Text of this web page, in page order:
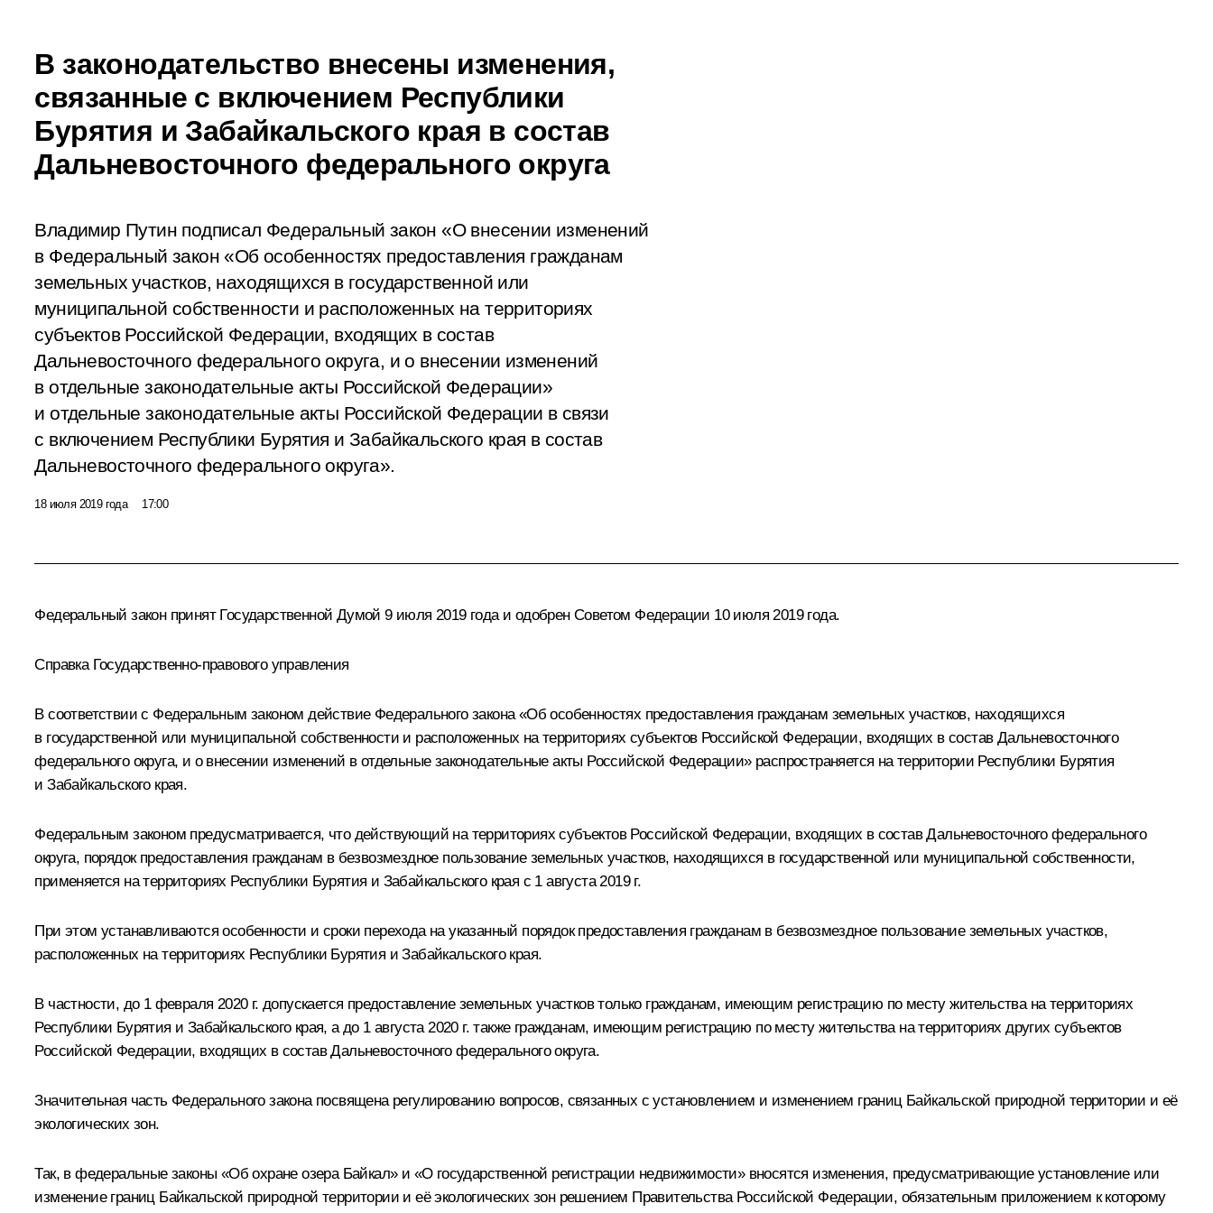
В законодательство внесены изменения,
связанные с включением Республики
Бурятия и Забайкальского края в состав
Дальневосточного федерального округа
Владимир Путин подписал Федеральный закон «О внесении изменений
в Федеральный закон «Об особенностях предоставления гражданам
земельных участков, находящихся в государственной или
муниципальной собственности и расположенных на территориях
субъектов Российской Федерации, входящих в состав
Дальневосточного федерального округа, и о внесении изменений
в отдельные законодательные акты Российской Федерации»
и отдельные законодательные акты Российской Федерации в связи
с включением Республики Бурятия и Забайкальского края в состав
Дальневосточного федерального округа».
18 июля 2019 года 17:00
Федеральный закон принят Государственной Думой 9 июля 2019 года и одобрен Советом Федерации 10 июля 2019 года.
Справка Государственно-правового управления
В соответствии с Федеральным законом действие Федерального закона «Об особенностях предоставления гражданам земельных участков, находящихся
в государственной или муниципальной собственности и расположенных на территориях субъектов Российской Федерации, входящих в состав Дальневосточного
федерального округа, и о внесении изменений в отдельные законодательные акты Российской Федерации» распространяется на территории Республики Бурятия
и Забайкальского края.
Федеральным законом предусматривается, что действующий на территориях субъектов Российской Федерации, входящих в состав Дальневосточного федерального
округа, порядок предоставления гражданам в безвозмездное пользование земельных участков, находящихся в государственной или муниципальной собственности,
применяется на территориях Республики Бурятия и Забайкальского края с 1 августа 2019 г.
При этом устанавливаются особенности и сроки перехода на указанный порядок предоставления гражданам в безвозмездное пользование земельных участков,
расположенных на территориях Республики Бурятия и Забайкальского края.
В частности, до 1 февраля 2020 г. допускается предоставление земельных участков только гражданам, имеющим регистрацию по месту жительства на территориях
Республики Бурятия и Забайкальского края, а до 1 августа 2020 г. также гражданам, имеющим регистрацию по месту жительства на территориях других субъектов
Российской Федерации, входящих в состав Дальневосточного федерального округа.
Значительная часть Федерального закона посвящена регулированию вопросов, связанных с установлением и изменением границ Байкальской природной территории и её
экологических зон.
Так, в федеральные законы «Об охране озера Байкал» и «О государственной регистрации недвижимости» вносятся изменения, предусматривающие установление или
изменение границ Байкальской природной территории и её экологических зон решением Правительства Российской Федерации, обязательным приложением к которому